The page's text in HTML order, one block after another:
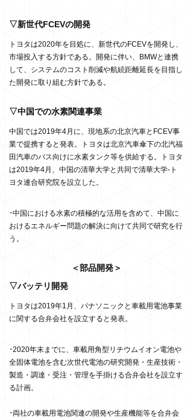
▽新世代FCEVの開発
トヨタは2020年を目処に、新世代のFCEVを開発し、
市場投入する方針である。開発に伴い、BMWと連携
して、システムのコスト削減や航続距離延長を目指し
た開発に取り組む方針である。
▽中国での水素関連事業
中国では2019年4月に、現地系の北京汽車とFCEV事
業で提携すると発表。トヨタは北京汽車傘下の北汽福
田汽車のバス向けに水素タンク等を供給する。トヨタ
は2019年4月、中国の清華大学と共同で清華大学-ト
ヨタ連合研究院を設立した。
･中国における水素の積極的な活用を含めて、中国に
おけるエネルギー問題の解決に向けて共同で研究を行
う。
＜部品開発＞
▽バッテリ開発
トヨタは2019年1月、パナソニックと車載用電池事業
に関する合弁会社を設立すると発表。
･2020年末までに、車載用角型リチウムイオン電池や
全固体電池を含む次世代電池の研究開発・生産技術・
製造・調達・受注・管理を手掛ける合弁会社を設立す
る計画。
･両社の車載用電池関連の開発や生産機能等を合弁会